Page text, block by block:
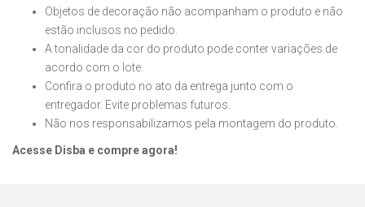
Objetos de decoração não acompanham o produto e não
estão inclusos no pedido.
A tonalidade da cor do produto pode conter variações de
acordo com o lote.
Confira o produto no ato da entrega junto com o
entregador. Evite problemas futuros.
Não nos responsabilizamos pela montagem do produto.
Acesse Disba e compre agora!